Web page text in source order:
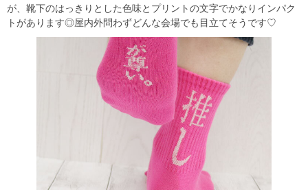
が、靴下のはっきりとした色味とプリントの文字でかなりインパク
トがあります◎屋内外問わずどんな会場でも目立てそうです♡